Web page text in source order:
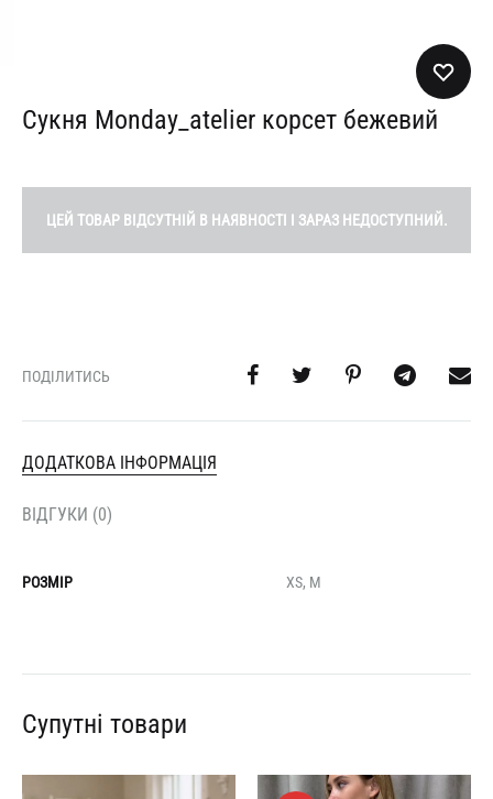
Сукня Monday_atelier корсет бежевий
ЦЕЙ ТОВАР ВІДСУТНІЙ В НАЯВНОСТІ І ЗАРАЗ НЕДОСТУПНИЙ.
ПОДІЛИТИСЬ
ДОДАТКОВА ІНФОРМАЦІЯ
ВІДГУКИ (0)
РОЗМІР XS, M
Супутні товари